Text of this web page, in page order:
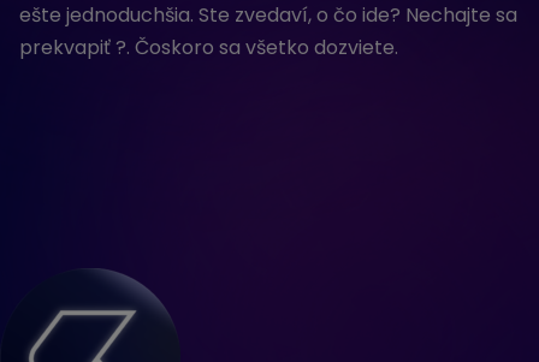
ešte jednoduchšia. Ste zvedaví, o čo ide? Nechajte sa
prekvapiť ?. Čoskoro sa všetko dozviete.